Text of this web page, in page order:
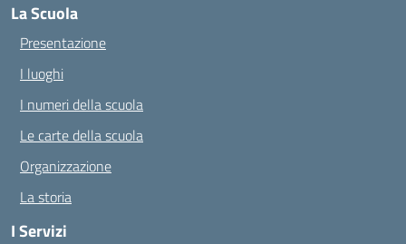
La Scuola
Presentazione
I luoghi
I numeri della scuola
Le carte della scuola
Organizzazione
La storia
I Servizi